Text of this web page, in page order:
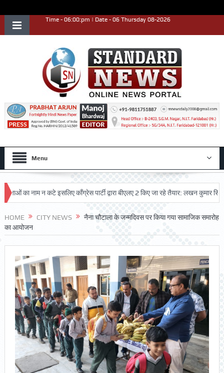
Time - 06:00:pm | Date - 06 Thursday 08-2026
Menu
का नाम न कटे इसलिए काँग्रेस पार्टी द्वारा बीएलए 2 किए जा रहे तैयार: लखन कुमार सिंगला
HOME CITY NEWS
नैना चौटाला के जन्मदिवस पर किया गया सामाजिक समारोह
का आयोजन